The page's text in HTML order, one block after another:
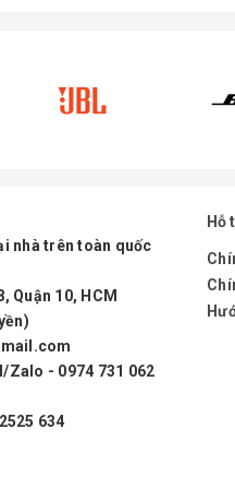
gắng và nỗ lực để làm hài
bạn nhé.
hỗ trợ giao hàng nhanh
nhà trên toàn quốc
Quận 10, HCM
Zalo - 0974 731 062
634
Hỗ